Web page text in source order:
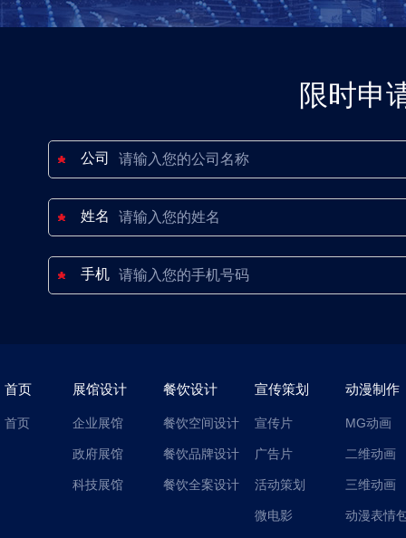
限时申
公司
姓名
手机
首页
首页
展馆设计
企业展馆
政府展馆
科技展馆
餐饮设计
餐饮空间设计
餐饮品牌设计
餐饮全案设计
宣传策划
宣传片
广告片
活动策划
微电影
动漫制作
MG动画
二维动画
三维动画
动漫表情